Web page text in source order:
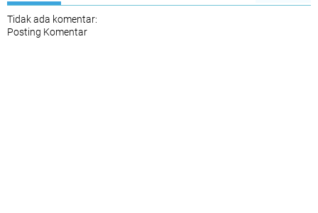
Tidak ada komentar:
Posting Komentar